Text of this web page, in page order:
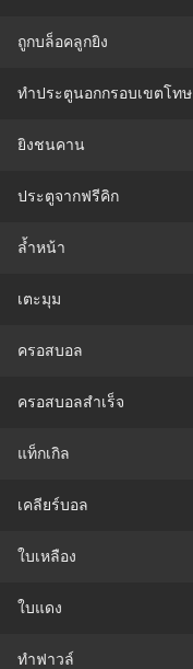
ถูกบล็อคลูกยิง
ทำประตูนอกกรอบเขตโทษ
ยิงชนคาน
ประตูจากฟรีคิก
ล้ำหน้า
เตะมุม
ครอสบอล
ครอสบอลสำเร็จ
แท็กเกิล
เคลียร์บอล
ใบเหลือง
ใบแดง
ทำฟาวล์